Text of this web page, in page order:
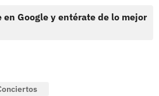
en Google y entérate de lo mejor